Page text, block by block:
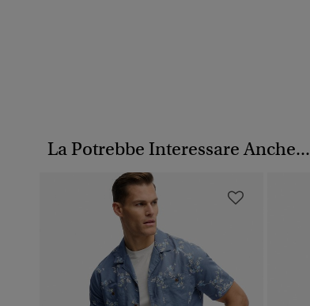
La Potrebbe Interessare Anche...